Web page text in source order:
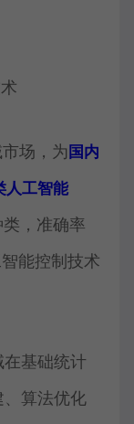
场，为 国内
人工智能
类，准确率
能控制技术
基础统计
算法优化